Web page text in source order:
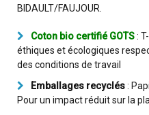
BIDAULT/FAUJOUR.
Coton bio certifié GOTS:
éthiques et écologiques
des conditions de travail
Emballages recyclés:
Pour un impact réduit sur la